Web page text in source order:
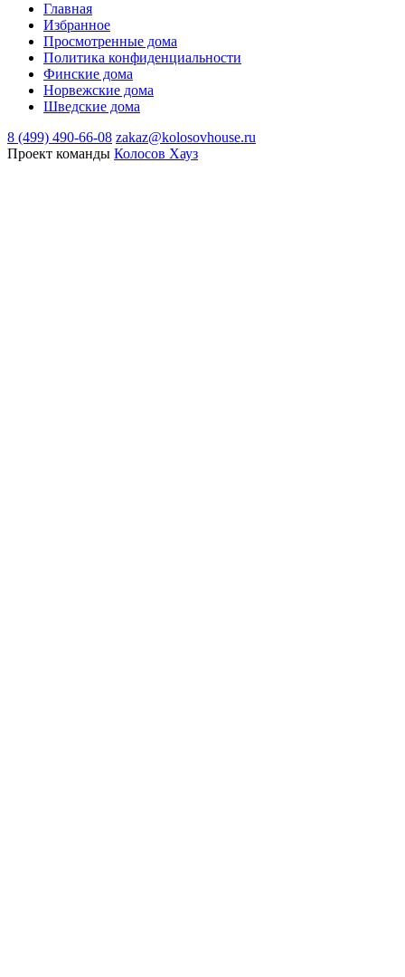
Главная
Избранное
Просмотренные дома
Политика конфиденциальности
Финские дома
Норвежские дома
Шведские дома
8 (499) 490-66-08 zakaz@kolosovhouse.ru
Проект команды Колосов Хауз